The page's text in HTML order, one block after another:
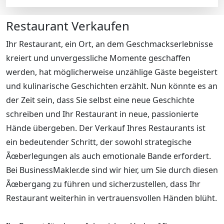
Restaurant Verkaufen
Ihr Restaurant, ein Ort, an dem Geschmackserlebnisse
kreiert und unvergessliche Momente geschaffen
werden, hat möglicherweise unzählige Gäste begeistert
und kulinarische Geschichten erzählt. Nun könnte es an
der Zeit sein, dass Sie selbst eine neue Geschichte
schreiben und Ihr Restaurant in neue, passionierte
Hände übergeben. Der Verkauf Ihres Restaurants ist
ein bedeutender Schritt, der sowohl strategische
Ãœberlegungen als auch emotionale Bande erfordert.
Bei BusinessMakler.de sind wir hier, um Sie durch diesen
Ãœbergang zu führen und sicherzustellen, dass Ihr
Restaurant weiterhin in vertrauensvollen Händen blüht.